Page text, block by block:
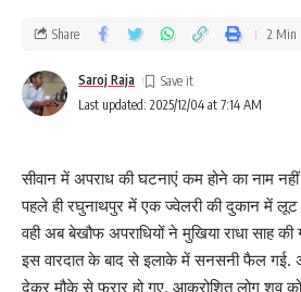
Last updated: 2025/12/04 at 7:14 AM
Saroj Raja
Share 2 Min
सीवान में अपराध की घटनाएं कम होने का नाम
पहले ही रघुनाथपुर में एक ज्वेलरी की दुकान में लूट
वही अब बेखौफ अपराधियों ने मुखिया राधा साह की
इस वारदात के बाद से इलाके में सनसनी फैल गई.
देकर मौके से फरार हो गए. आक्रोशित लोग शव